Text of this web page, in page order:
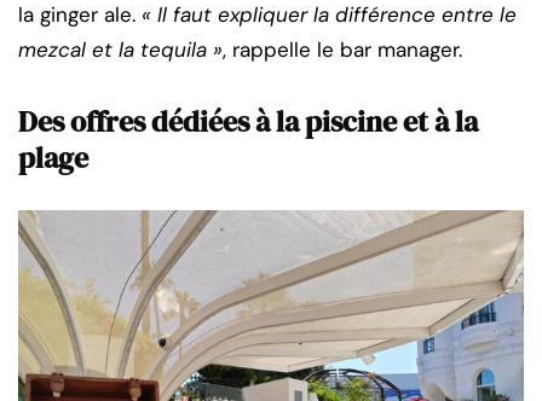
la ginger ale. « Il faut expliquer la différence entre le
mezcal et la tequila », rappelle le bar manager.
Des offres dédiées à la piscine et à la
plage